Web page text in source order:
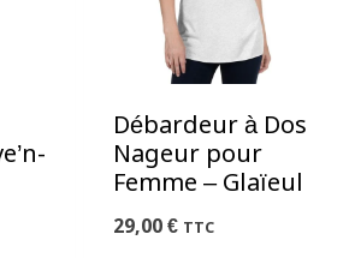
Débardeur à Dos
Nageur pour
Femme – Glaïeul
29,00€ TTC